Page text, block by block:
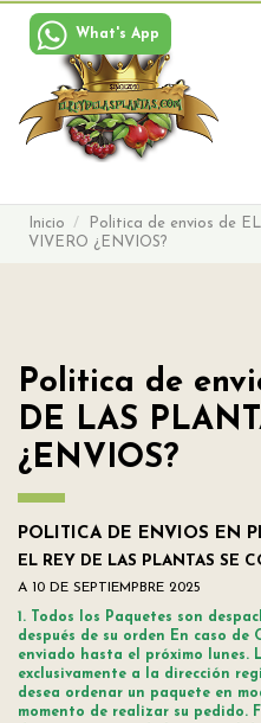
What's App
Inicio
Politica de envios de
VIVERO ¿ENVIOS?
Politica de
DE LAS
¿ENVIOS?
POLITICA DE ENVIOS EN
EL REY DE LAS PLANTAS SE
A 10 DE SEPTIEMPBRE 2025
1. Todos los Paquetes son
después de su orden En caso de
enviado hasta el próximo lunes.
exclusivamente a la dirección
desea ordenar un paquete en
momento de realizar su pedido.